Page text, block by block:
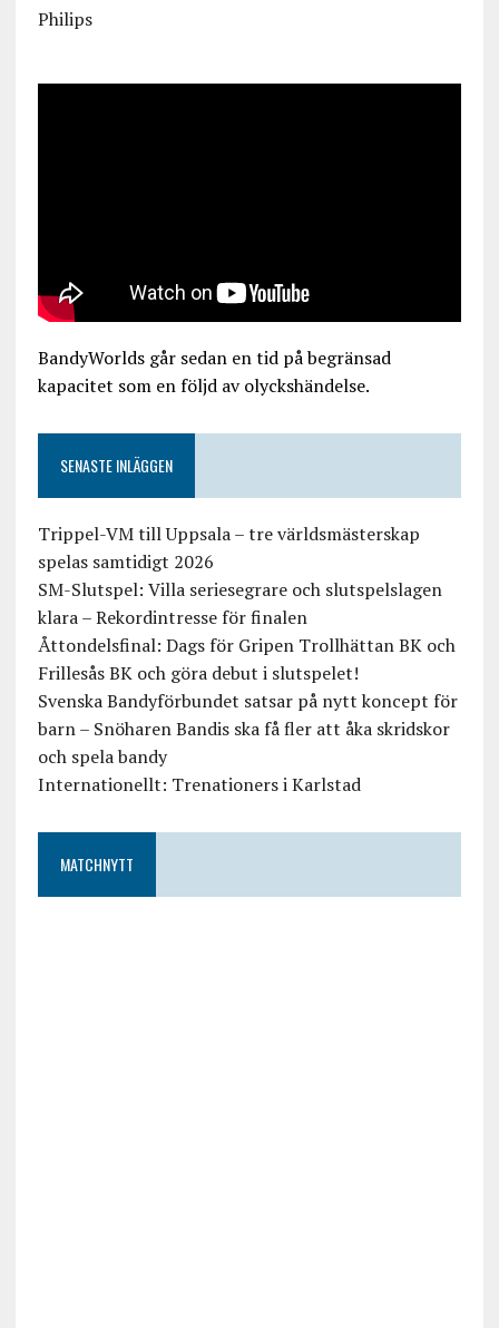
Philips
BandyWorlds går sedan en tid på begränsad
kapacitet som en följd av olyckshändelse.
SENASTE INLÄGGEN
Trippel-VM till Uppsala – tre världsmästerskap
spelas samtidigt 2026
SM-Slutspel: Villa seriesegrare och slutspelslagen
klara – Rekordintresse för finalen
Åttondelsfinal: Dags för Gripen Trollhättan BK och
Frillesås BK och göra debut i slutspelet!
Svenska Bandyförbundet satsar på nytt koncept för
barn – Snöharen Bandis ska få fler att åka skridskor
och spela bandy
Internationellt: Trenationers i Karlstad
MATCHNYTT